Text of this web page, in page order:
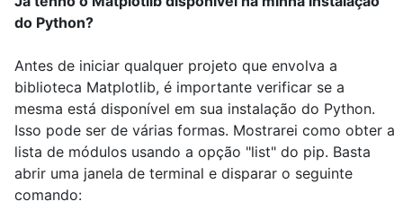
do Python?
Antes de iniciar qualquer projeto que envolva a
biblioteca Matplotlib, é importante verificar se a
mesma está disponível em sua instalação do Python.
Isso pode ser de várias formas. Mostrarei como obter a
lista de módulos usando a opção "list" do pip. Basta
abrir uma janela de terminal e disparar o seguinte
comando: